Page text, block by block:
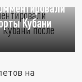
Кубани
на